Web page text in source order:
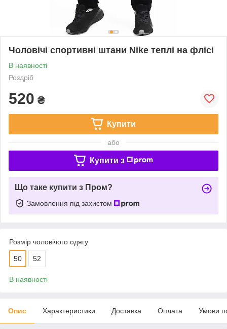
Чоловічі спортивні штани Nike теплі на флісі
В наявності
Роздріб
520 ₴
Купити
або
Купити з
Що таке купити з Пром?
Замовлення під захистом
Розмір чоловічого одягу
50 52
В наявності
Опис Характеристики Доставка Оплата Умови